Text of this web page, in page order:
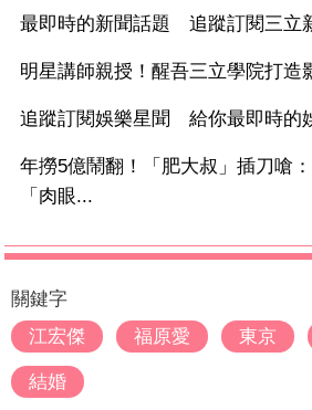
最即時的新聞話題 追蹤訂閱三立
明星講師親授！醒吾三立學院打造
追蹤訂閱娛樂星聞 給你最即時的
年撈5億鬧翻！「肥大叔」插刀嗆
「肉眼...
關鍵字
江宏傑
福原愛 東京
結婚